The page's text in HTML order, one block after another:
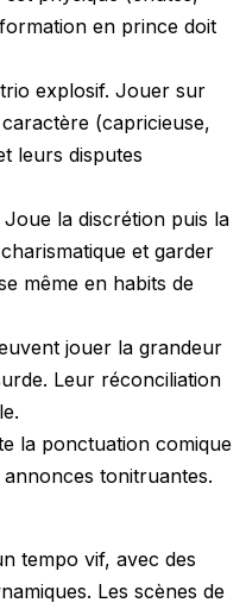
en prince doit
explosif. Jouer sur
(capricieuse,
leurs disputes
la discrétion puis la
et garder
même en habits de
jouer la grandeur
Leur réconciliation
la ponctuation comique
tonitruantes.
tempo vif, avec des
Les scènes de